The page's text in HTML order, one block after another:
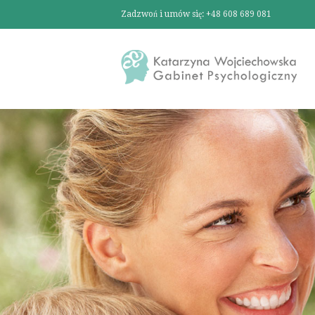
Zadzwoń i umów się: +48 608 689 081